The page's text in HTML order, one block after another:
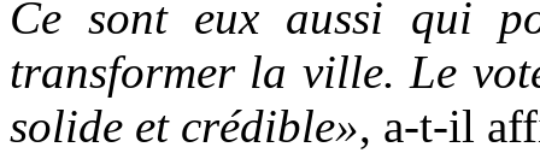
Ce sont eux aussi qui
transformer la ville. Le
solide et crédible», a-t-il